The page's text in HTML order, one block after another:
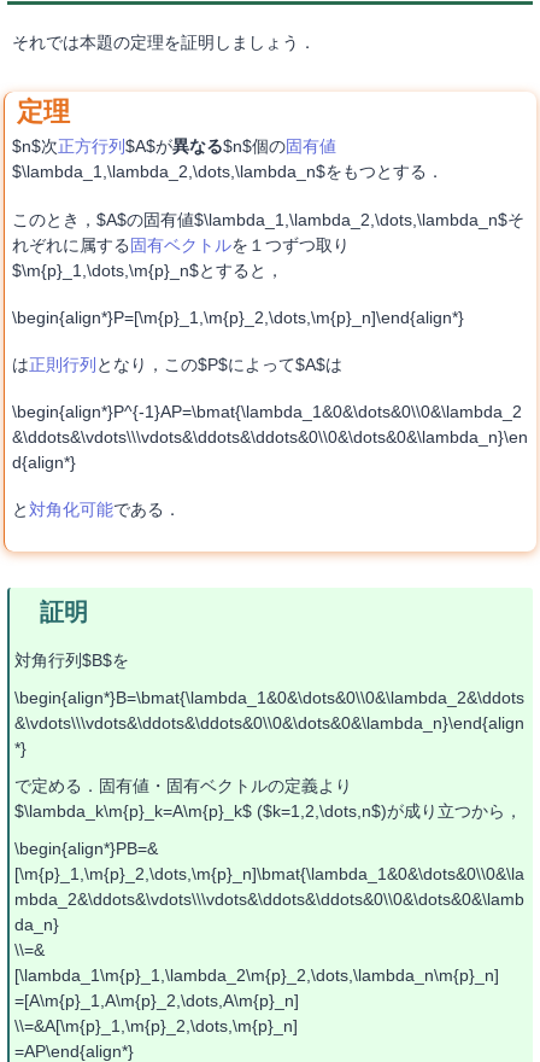
それでは本題の定理を証明しましょう．
$n$次正方行列$A$が異なる$n$個の固有値
$\lambda_1,\lambda_2,\dots,\lambda_n$をもつとする．
このとき，$A$の固有値$\lambda_1,\lambda_2,\dots,\lambda_n$そ
れぞれに属する固有ベクトルを１つずつ取り
$\m{p}_1,\dots,\m{p}_n$とすると，
\begin{align*}P=[\m{p}_1,\m{p}_2,\dots,\m{p}_n]\end{align*}
は正則行列 となり，この$P$によって$A$は
\begin{align*}P^{-1}AP=\bmat{\lambda_1&0&\dots&0\\0&\lambda_2
&\ddots&\vdots\\\vdots&\ddots&\ddots&0\\0&\dots&0&\lambda_n}\en
d{align*}
と対角化可能である．
対角行列$B$を
\begin{align*}B=\bmat{\lambda_1&0&\dots&0\\0&\lambda_2&\ddots
&\vdots\\\vdots&\ddots&\ddots&0\\0&\dots&0&\lambda_n}\end{align
*}
で定める．固有値・固有ベクトルの定義より
$\lambda_k\m{p}_k=A\m{p}_k$ ($k=1,2,\dots,n$)が成り立つから，
\begin{align*}PB=&
[\m{p}_1,\m{p}_2,\dots,\m{p}_n]\bmat{\lambda_1&0&\dots&0\\0&\la
mbda_2&\ddots&\vdots\\\vdots&\ddots&\ddots&0\\0&\dots&0&\lamb
da_n}
\\=&
[\lambda_1\m{p}_1,\lambda_2\m{p}_2,\dots,\lambda_n\m{p}_n]
=[A\m{p}_1,A\m{p}_2,\dots,A\m{p}_n]
\\=&A[\m{p}_1,\m{p}_2,\dots,\m{p}_n]
=AP\end{align*}